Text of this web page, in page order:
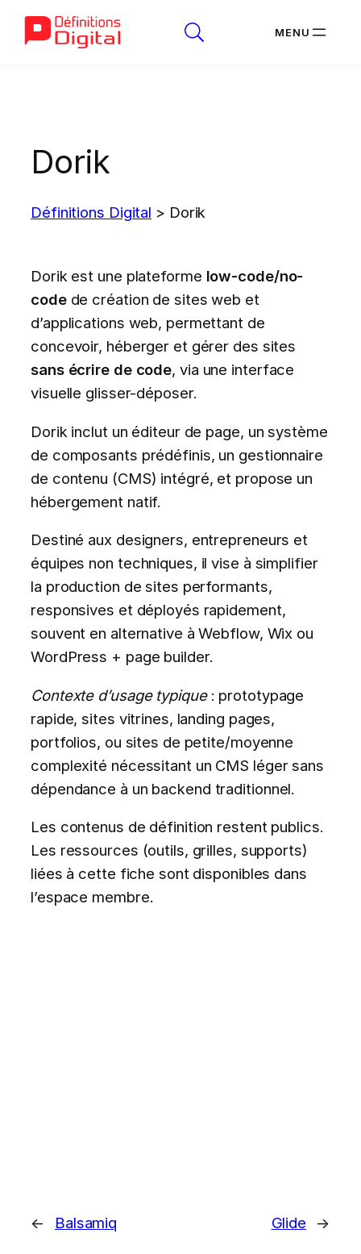
Dorik
Définitions Digital > Dorik
Dorik est une plateforme low-code/no-
codede création de sites web et
d’applications web, permettant de
concevoir, héberger et gérer des sites
sans écrire de code, via une interface
visuelle glisser-déposer.
Dorik inclut un éditeur de page, un système
de composants prédéfinis, un gestionnaire
de contenu (CMS) intégré, et propose un
hébergement natif.
Destiné aux designers, entrepreneurs et
équipes non techniques, il vise à simplifier
la production de sites performants,
responsives et déployés rapidement,
souvent en alternative à Webflow, Wix ou
WordPress + page builder.
Contexte d’usage typique: prototypage
rapide, sites vitrines, landing pages,
portfolios, ou sites de petite/moyenne
complexité nécessitant un CMS léger sans
dépendance à un backend traditionnel.
Les contenus de définition restent publics.
Les ressources (outils, grilles, supports)
liées à cette fiche sont disponibles dans
l’espace membre.
← Balsamiq Glide →